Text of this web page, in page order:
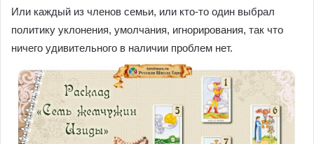
Или каждый из членов семьи, или кто-то один выбрал
политику уклонения, умолчания, игнорирования, так что
ничего удивительного в наличии проблем нет.